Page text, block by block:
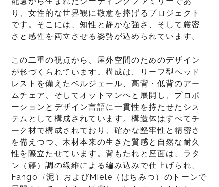
り、女性的な世界観に敬意を捧げるプロジェクト
です。そこには、知性と静かな強さ、そして厳密
さと感性を両立させる姿勢が込められています。
この二重の視点から、屋外空間のためのデザイン
が形づくられています。構成は、リーフ型ヘッド
レストを備えたベルジェール、高背・低背のアー
ムチェア、そしてオットマンへと展開し、プロポ
ーションとデザイン言語に一貫性を持たせたシス
テムとして構成されています。構造体はすべてチ
ーク材で構成されており、確かな堅牢性と精密さ
を備えつつ、木材本来の生きた質感と自然な耐久
性を際立たせています。背もたれと座面は、ラタ
ン（籐）調の繊維による編み込みで仕上げられ、
Fango（泥）およびMiele（はちみつ）のトーンで